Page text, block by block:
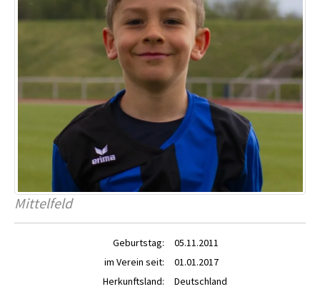
Mittelfeld
Geburtstag:
05.11.2011
im Verein seit:
01.01.2017
Herkunftsland:
Deutschland